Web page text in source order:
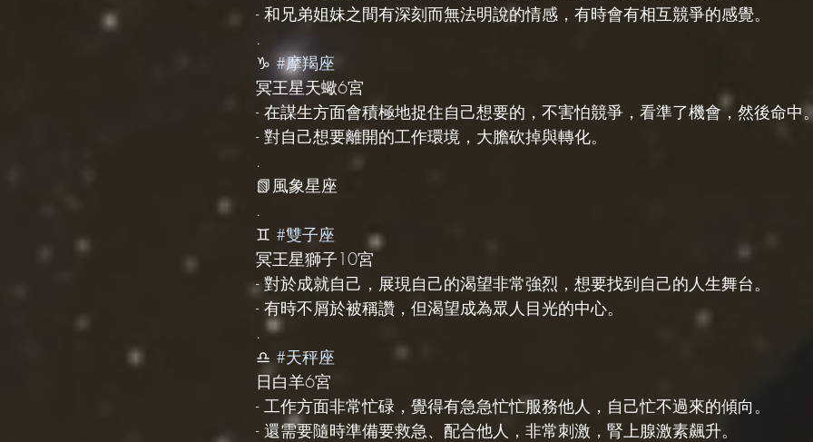
- 和兄弟姐妹之間有深刻而無法明說的情感，有時會有相互競爭的感覺。
.
♑️ #摩羯座
冥王星天蠍6宮
- 在謀生方面會積極地捉住自己想要的，不害怕競爭，看準了機會，然後命中
- 對自己想要離開的工作環境，大膽砍掉與轉化。
.
📗風象星座
.
♊️ #雙子座
冥王星獅子10宮
- 對於成就自己，展現自己的渴望非常強烈，想要找到自己的人生舞台。
- 有時不屑於被稱讚，但渴望成為眾人目光的中心。
.
♎️ #天秤座
日白羊6宮
- 工作方面非常忙碌，覺得有急急忙忙服務他人，自己忙不過來的傾向。
- 還需要隨時準備要救急、配合他人，非常刺激，腎上腺激素飆升。